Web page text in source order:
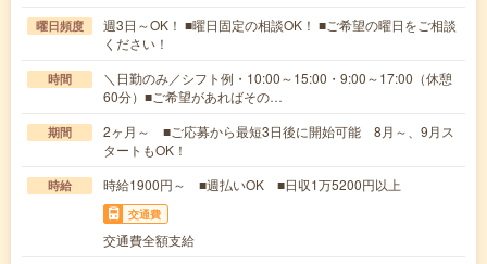
曜日頻度
週3日～OK！ ■曜日固定の相談OK！ ■ご希望の曜日をご相談
ください！
時間
＼日勤のみ／シフト例・10:00～15:00・9:00～17:00（休憩
60分）■ご希望があればその…
期間
2ヶ月～ ■ご応募から最短3日後に開始可能 8月～、9月ス
タートもOK！
時給 時給1900円～ ■週払いOK ■日収1万5200円以上
交通費
交通費全額支給